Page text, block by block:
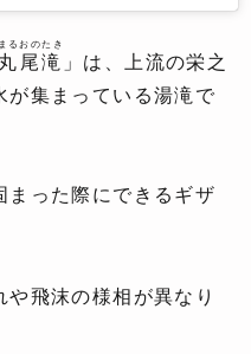
丸尾滝
まるおのたき
」は、上流の栄之
が集まっている湯滝で
まった際にできるギザ
飛沫の様相が異なり